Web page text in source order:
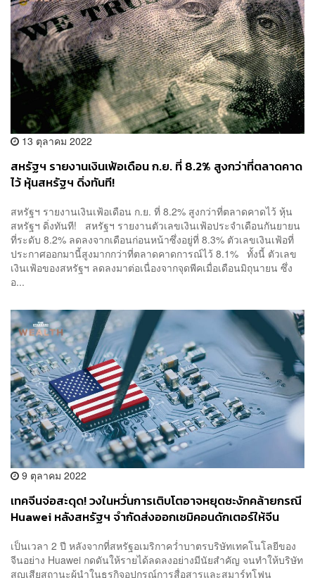
13 ตุลาคม 2022
สหรัฐฯ รายงานเงินเฟ้อเดือน ก.ย. ที่ 8.2% สูงกว่าที่ตลาดคาด
ไว้ หุ้นสหรัฐฯ ดิ่งทันที!
สหรัฐฯ รายงานเงินเฟ้อเดือน ก.ย. ที่ 8.2% สูงกว่าที่ตลาดคาดไว้ หุ้น
สหรัฐฯ ดิ่งทันที! สหรัฐฯ รายงานตัวเลขเงินเฟ้อประจำเดือนกันยายน
ที่ระดับ 8.2% ลดลงจากเดือนก่อนหน้าซึ่งอยู่ที่ 8.3% ตัวเลขเงินเฟ้อที่
ประกาศออกมานี้สูงมากกว่าที่ตลาดคาดการณ์ไว้ 8.1% ทั้งนี้ ตัวเลข
เงินเฟ้อของสหรัฐฯ ลดลงมาต่อเนื่องจากจุดพีคเมื่อเดือนมิถุนายน ซึ่ง
อ...
9 ตุลาคม 2022
เทคจีนจ่อสะดุด! วงในหวั่นการเติบโตอาจหยุดชะงักคล้ายกรณี
Huawei หลังสหรัฐฯ จำกัดส่งออกเซมิคอนดักเตอร์ให้จีน
เป็นเวลา 2 ปี หลังจากที่สหรัฐอเมริกาคว่ำบาตรบริษัทเทคโนโลยีของ
จีนอย่าง Huawei กดดันให้รายได้ลดลงอย่างมีนัยสำคัญ จนทำให้บริษัท
สูญเสียสถานะผู้นำในธุรกิจอุปกรณ์การสื่อสารและสมาร์ทโฟน